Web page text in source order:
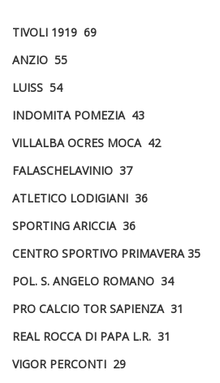
TIVOLI 1919 69
ANZIO 55
LUISS 54
INDOMITA POMEZIA 43
VILLALBA OCRES MOCA 42
FALASCHELAVINIO 37
ATLETICO LODIGIANI 36
SPORTING ARICCIA 36
CENTRO SPORTIVO PRIMAVERA 35
POL. S. ANGELO ROMANO 34
PRO CALCIO TOR SAPIENZA 31
REAL ROCCA DI PAPA L.R. 31
VIGOR PERCONTI 29